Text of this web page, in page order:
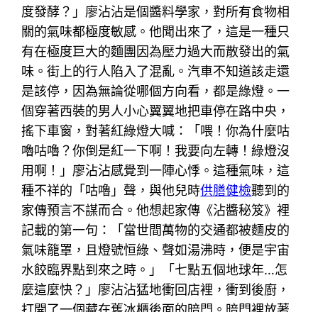
度發酵？」廖沾沾是個醬料學家，對所有食物相
關的氣味都極度敏感。他聞出來了，這是一種只
有在極度巨大的麵團因為壓力過大而散發出的氣
味。街上的行人陷入了混亂。汽車不知道該走還
是該停，因為無論從哪個方向看，都是綠燈。一
個穿著西裝的男人小心翼翼地把車停在路中央，
搖下車窗，對著紅綠燈大喊：「喂！你為什麼咕
嚕咕嚕？你倒是紅一下啊！我要向左轉！綠燈沒
用啊！」廖沾沾感覺到一陣心悸。這種氣味，這
種不祥的「咕嚕」聲，與他兒時供膳健檢聽到的
家傳預言不謀而合。他想起家傳《沾醬秘笈》裡
記載的第一句：「當世間萬物的交通都被麵皮的
氣味籠罩，且燈號恒綠、聲如湯沸時，便是宇宙
水餃臨界點到來之時。」「七點五個地球年…怎
麼這麼快？」廖沾沾猛地衝回店裡，衝到後廚，